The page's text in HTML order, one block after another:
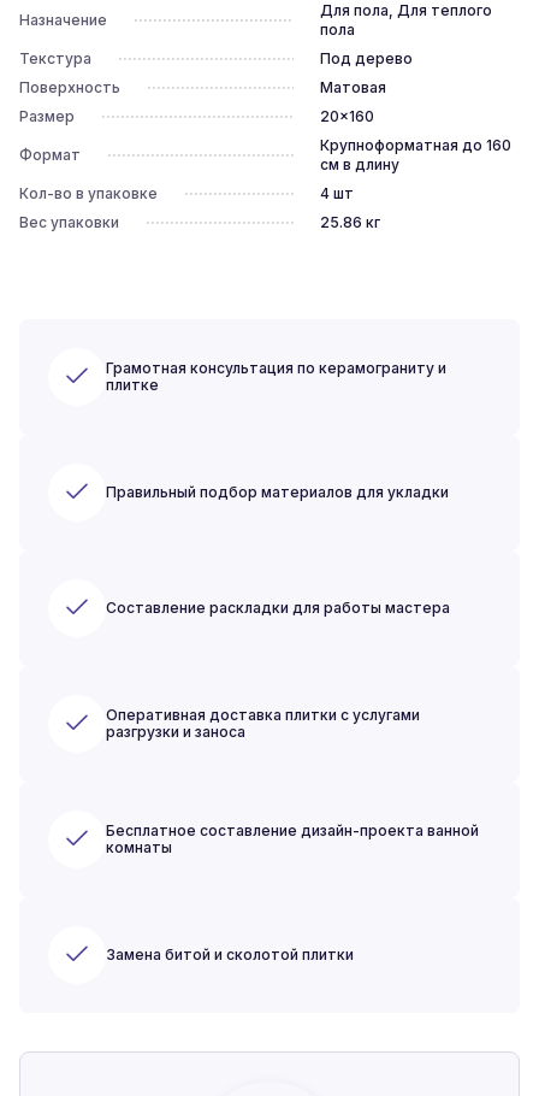
Назначение
Для пола, Для теплого
пола
Текстура
Под дерево
Поверхность
Матовая
Размер
20x160
Формат
Крупноформатная до 160
см в длину
Кол-во в упаковке
4шт
Вес упаковки
25.86 кг
Грамотная консультация по керамограниту и
плитке
Правильный подбор материалов для укладки
Составление раскладки для работы мастера
Оперативная доставка плитки с услугами
разгрузки и заноса
Бесплатное составление дизайн-проекта ванной
комнаты
Замена битой и сколотой плитки